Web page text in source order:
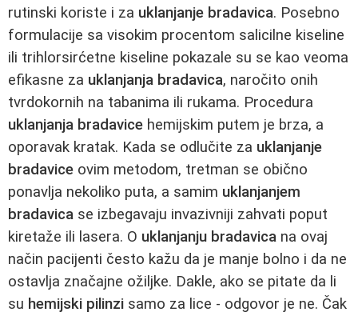
rutinski koriste i za uklanjanje bradavica. Posebno
formulacije sa visokim procentom salicilne kiseline
ili trihlorsirćetne kiseline pokazale su se kao veoma
efikasne za uklanjanja bradavica, naročito onih
tvrdokornih na tabanima ili rukama. Procedura
uklanjanja bradavice hemijskim putem je brza, a
oporavak kratak. Kada se odlučite za uklanjanje
bradavice ovim metodom, tretman se obično
ponavlja nekoliko puta, a samim uklanjanjem
bradavica se izbegavaju invazivniji zahvati poput
kiretaže ili lasera. O uklanjanju bradavica na ovaj
način pacijenti često kažu da je manje bolno i da ne
ostavlja značajne ožiljke. Dakle, ako se pitate da li
su hemijski pilinzi samo za lice - odgovor je ne. Čak